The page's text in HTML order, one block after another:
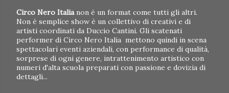
Circo Nero Italianon è un format come tutti gli altri.
Non è semplice show è un collettivo di creativi e di
artisti coordinati da Duccio Cantini. Gli scatenati
performer di Circo Nero Italia mettono quindi in scena
spettacolari eventi aziendali, con performance di qualità,
sorprese di ogni genere, intrattenimento artistico con
numeri d'alta scuola preparati con passione e dovizia di
dettagli...